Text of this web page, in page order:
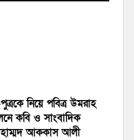
পুত্রকে নিয়ে পবিত্র উমরাহ
কবি ও সাংবাদিক
আককাস আলী